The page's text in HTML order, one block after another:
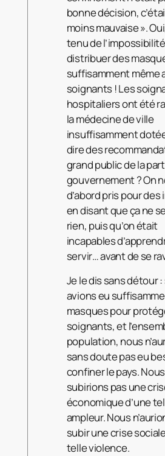
bonne décision,
moins mauvaise ».
tenu de
distribuer des
suffisamment même
soignants ! Les
hospitaliers ont été
la médecine de ville
insuffisamment
dire des
grand public de la
gouvernement ? On
d’abord pris pour
en disant que ça ne
rien, puis qu’on était
incapables
servir… avant de se
Je le dis sans détour
avions eu
masques pour
soignants, et
population, nous
sans doute pas eu
confiner le pays.
subirions pas une
économique d’une
ampleur. Nous
subir une crise
telle violence.